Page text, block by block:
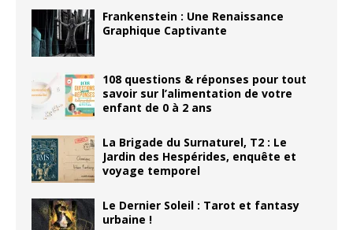
Frankenstein : Une Renaissance
Graphique Captivante
108 questions & réponses pour tout
savoir sur l’alimentation de votre
enfant de 0 à 2 ans
La Brigade du Surnaturel, T2 : Le
Jardin des Hespérides, enquête et
voyage temporel
Le Dernier Soleil : Tarot et fantasy
urbaine !